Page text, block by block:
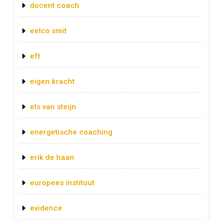
docent coach
eelco smit
eft
eigen kracht
els van steijn
energetische coaching
erik de haan
europees instituut
evidence